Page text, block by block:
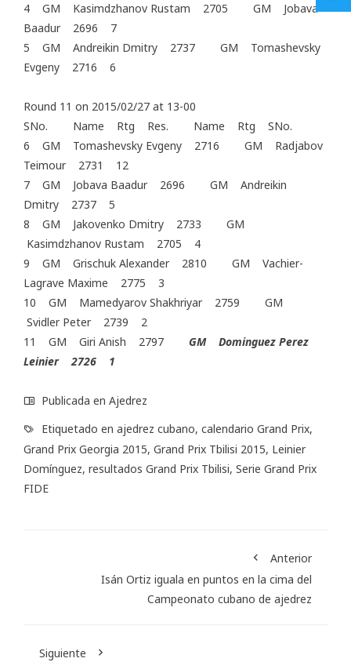
4 GM Kasimdzhanov Rustam 2705 GM Jobava
Baadur 2696 7
5 GM Andreikin Dmitry 2737 GM Tomashevsky
Evgeny 2716 6
Round 11 on 2015/02/27 at 13-00
SNo. Name Rtg Res. Name Rtg SNo.
6 GM Tomashevsky Evgeny 2716 GM Radjabov
Teimour 2731 12
7 GM Jobava Baadur 2696 GM Andreikin
Dmitry 2737 5
8 GM Jakovenko Dmitry 2733 GM
Kasimdzhanov Rustam 2705 4
9 GM Grischuk Alexander 2810 GM Vachier-
Lagrave Maxime 2775 3
10 GM Mamedyarov Shakhriyar 2759 GM
Svidler Peter 2739 2
11 GM Giri Anish 2797
GM Dominguez Perez
Leinier 2726 1
Publicada en Ajedrez
Etiquetado en ajedrez cubano, calendario Grand Prix,
Grand Prix Georgia 2015, Grand Prix Tbilisi 2015, Leinier
Domínguez, resultados Grand Prix Tbilisi, Serie Grand Prix
FIDE
Anterior
Isán Ortiz iguala en puntos en la cima del
Campeonato cubano de ajedrez
Siguiente